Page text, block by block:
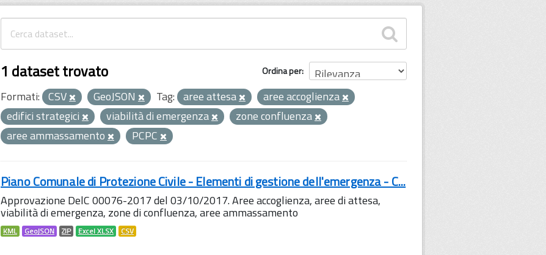
Ordina per
1 dataset trovato
Formati: CSV GeoJSON Tag: aree attesa
aree accoglienza
edifici strategici
viabilità di emergenza
zone confluenza
aree ammassamento
PCPC
Piano Comunale di Protezione Civile - Elementi di gestione dell'emergenza - C...
Approvazione DelC 00076-2017 del 03/10/2017. Aree accoglienza, aree di attesa,
viabilità di emergenza, zone di confluenza, aree ammassamento
KML GeoJSON ZIP Excel XLSX CSV